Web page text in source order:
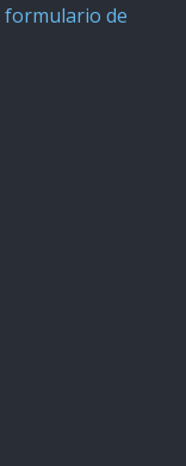
formulario de